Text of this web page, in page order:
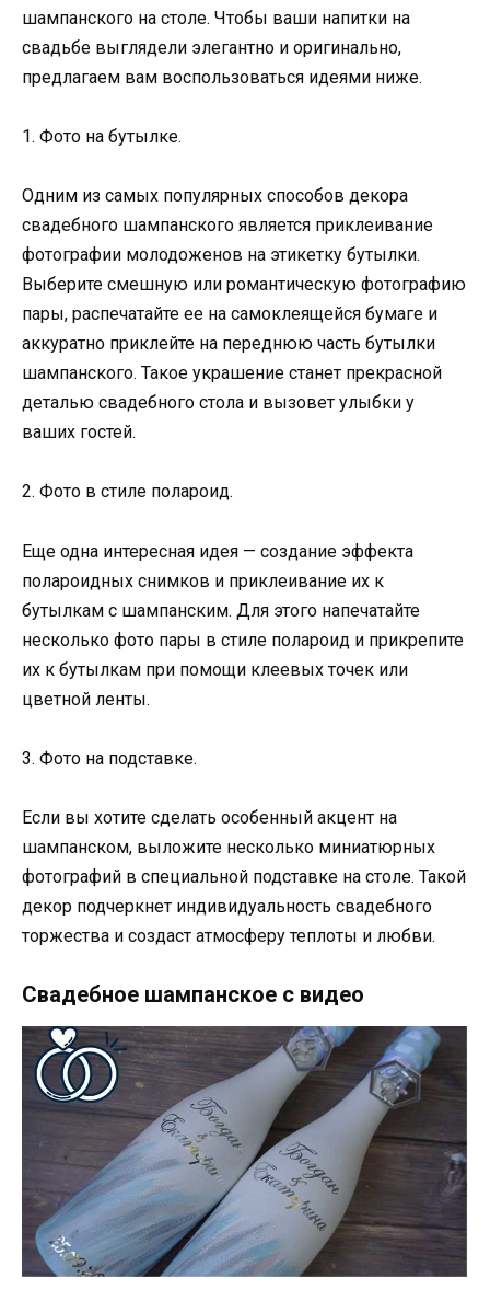
шампанского на столе. Чтобы ваши напитки на
свадьбе выглядели элегантно и оригинально,
предлагаем вам воспользоваться идеями ниже.
1. Фото на бутылке.
Одним из самых популярных способов декора
свадебного шампанского является приклеивание
фотографии молодоженов на этикетку бутылки.
Выберите смешную или романтическую фотографию
пары, распечатайте ее на самоклеящейся бумаге и
аккуратно приклейте на переднюю часть бутылки
шампанского. Такое украшение станет прекрасной
деталью свадебного стола и вызовет улыбки у
ваших гостей.
2. Фото в стиле полароид.
Еще одна интересная идея — создание эффекта
полароидных снимков и приклеивание их к
бутылкам с шампанским. Для этого напечатайте
несколько фото пары в стиле полароид и прикрепите
их к бутылкам при помощи клеевых точек или
цветной ленты.
3. Фото на подставке.
Если вы хотите сделать особенный акцент на
шампанском, выложите несколько миниатюрных
фотографий в специальной подставке на столе. Такой
декор подчеркнет индивидуальность свадебного
торжества и создаст атмосферу теплоты и любви.
Свадебное шампанское с видео